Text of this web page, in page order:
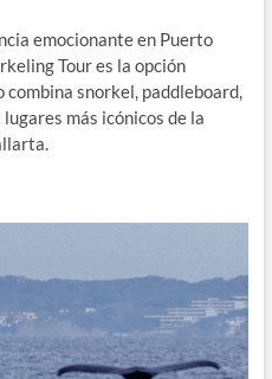
emocionante en Puerto
Tour es la opción
snorkel, paddleboard,
más icónicos de la